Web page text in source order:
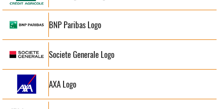
BNP Paribas Logo
Societe Generale Logo
AXA Logo